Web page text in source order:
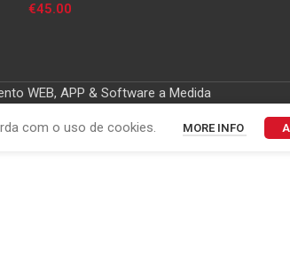
€45.00
WEB, APP & Software a Medida
com o uso de cookies. MORE INFO